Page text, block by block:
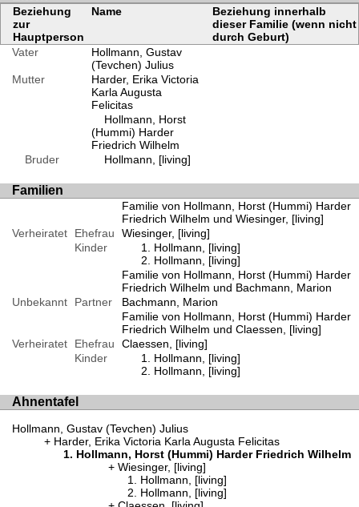
Beziehung
zur
Hauptperson
Name
Beziehung innerhalb
dieser Familie (wenn nicht
durch Geburt)
Vater
Hollmann, Gustav
(Tevchen) Julius
Mutter
Harder, Erika Victoria
Karla Augusta
Felicitas
Hollmann, Horst
(Hummi) Harder
Friedrich Wilhelm
Bruder
Hollmann, [living]
Familien
Familie von Hollmann, Horst (Hummi) Harder
Friedrich Wilhelm und Wiesinger, [living]
Verheiratet
Ehefrau
Wiesinger, [living]
Kinder
Hollmann, [living]
Hollmann, [living]
Familie von Hollmann, Horst (Hummi) Harder
Friedrich Wilhelm und Bachmann, Marion
Unbekannt
Partner
Bachmann, Marion
Familie von Hollmann, Horst (Hummi) Harder
Friedrich Wilhelm und Claessen, [living]
Verheiratet
Ehefrau
Claessen, [living]
Kinder
Hollmann, [living]
Hollmann, [living]
Ahnentafel
Hollmann, Gustav (Tevchen) Julius
Harder, Erika Victoria Karla Augusta Felicitas
Hollmann, Horst (Hummi) Harder Friedrich Wilhelm
Wiesinger, [living]
Hollmann, [living]
Hollmann, [living]